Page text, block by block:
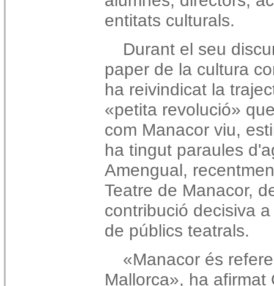
entitats culturals.
Durant el seu
paper de la cultura
ha reivindicat la
«petita revolució»
com Manacor viu,
ha tingut paraules
Amengual,
Teatre de Manacor,
contribució decisiva
de públics teatrals.
«Manacor és
Mallorca», ha